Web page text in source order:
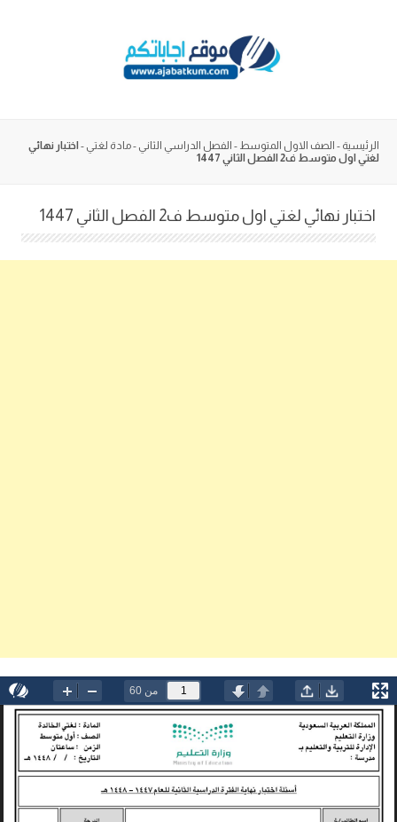
الرئيسية - الصف الاول المتوسط - الفصل الدراسي الثاني -مادة لغتي - اختبار نهائي
لغتي اول متوسط ف2 الفصل الثاني 1447
اختبار نهائي لغتي اول متوسط ف2 الفصل الثاني 1447